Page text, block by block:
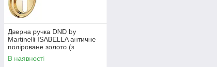
Дверна ручка DND by
Martinelli ISABELLA античне
поліроване золото (з
накладкою під циліндр)
IS13Y-PVD-BG
В наявності